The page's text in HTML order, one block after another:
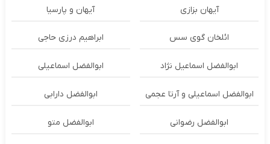
آیهان بزازی آیهان و پارسیا
ائلخان گوی سس ابراهیم درزی حاجی
ابوالفضل اسماعیل نژاد ابوالفضل اسماعیلی
ابوالفضل اسماعیلی و آرتا عجمی ابوالفضل دارابی
ابوالفضل رضوانی ابوالفضل متو